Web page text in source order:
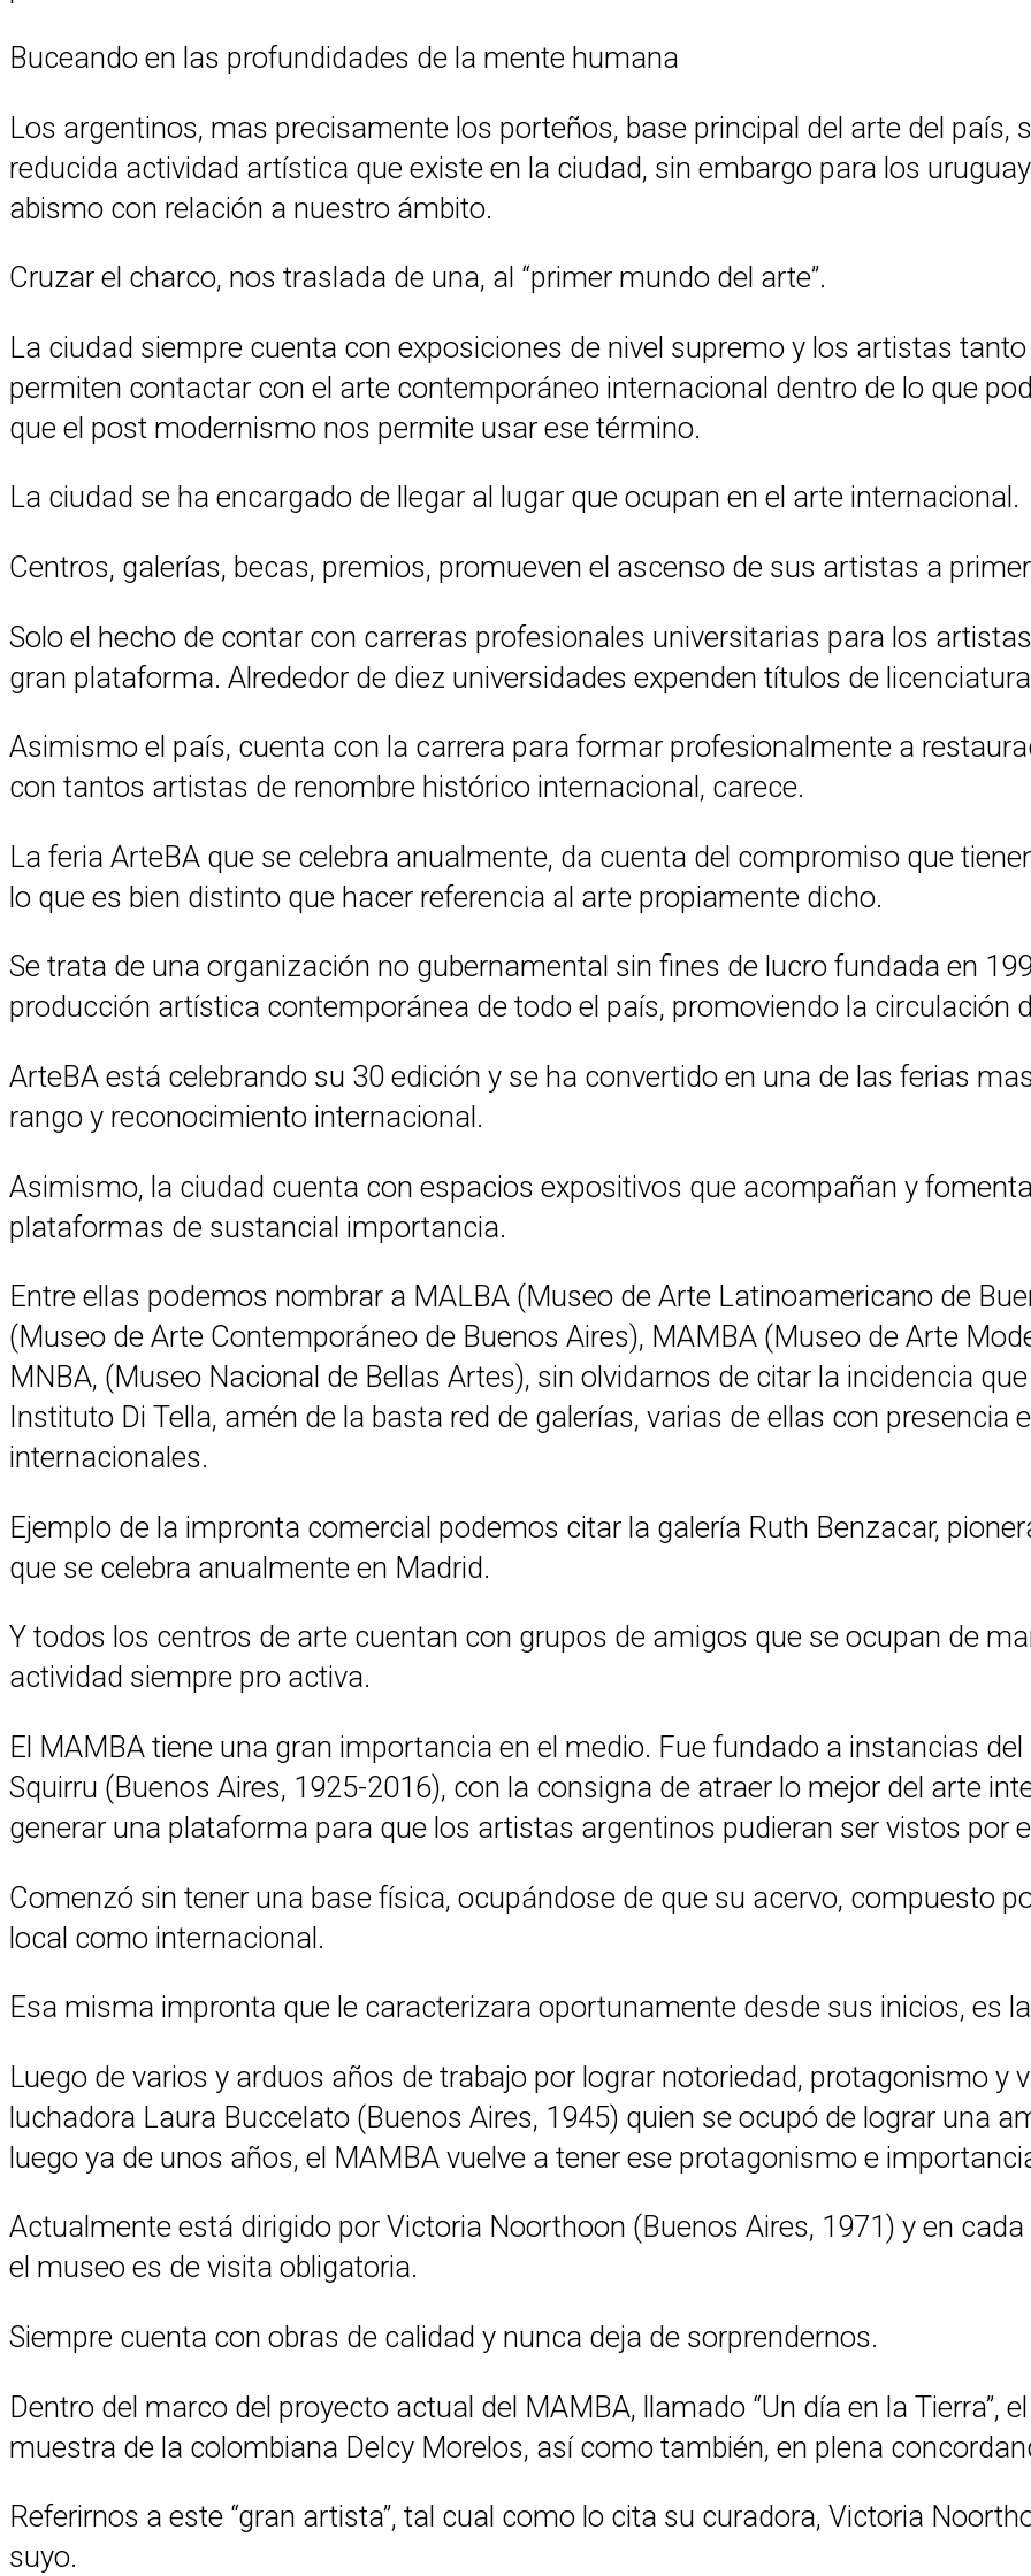
Buceando en las profundidades de la mente humana
Los argentinos, mas precisamente los porteños, base principal del arte del país,
reducida actividad artística que existe en la ciudad, sin embargo para los
abismo con relación a nuestro ámbito.
Cruzar el charco, nos traslada de una, al “primer mundo del arte”.
La ciudad siempre cuenta con exposiciones de nivel supremo y los artistas
permiten contactar con el arte contemporáneo internacional dentro de lo que
que el post modernismo nos permite usar ese término.
La ciudad se ha encargado de llegar al lugar que ocupan en el arte internacional.
Centros, galerías, becas, premios, promueven el ascenso de sus artistas a
Solo el hecho de contar con carreras profesionales universitarias para los
gran plataforma. Alrededor de diez universidades expenden títulos de
Asimismo el país, cuenta con la carrera para formar profesionalmente a
con tantos artistas de renombre histórico internacional, carece.
La feria ArteBA que se celebra anualmente, da cuenta del compromiso que
lo que es bien distinto que hacer referencia al arte propiamente dicho.
Se trata de una organización no gubernamental sin fines de lucro fundada en
producción artística contemporánea de todo el país, promoviendo la circulación
ArteBA está celebrando su 30 edición y se ha convertido en una de las ferias
rango y reconocimiento internacional.
Asimismo, la ciudad cuenta con espacios expositivos que acompañan y
plataformas de sustancial importancia.
Entre ellas podemos nombrar a MALBA (Museo de Arte Latinoamericano de
(Museo de Arte Contemporáneo de Buenos Aires), MAMBA (Museo de Arte
MNBA, (Museo Nacional de Bellas Artes), sin olvidarnos de citar la incidencia
Instituto Di Tella, amén de la basta red de galerías, varias de ellas con presencia
internacionales.
Ejemplo de la impronta comercial podemos citar la galería Ruth Benzacar,
que se celebra anualmente en Madrid.
Y todos los centros de arte cuentan con grupos de amigos que se ocupan de
actividad siempre pro activa.
El MAMBA tiene una gran importancia en el medio. Fue fundado a instancias
Squirru (Buenos Aires, 1925-2016), con la consigna de atraer lo mejor del arte
generar una plataforma para que los artistas argentinos pudieran ser vistos por
Comenzó sin tener una base física, ocupándose de que su acervo, compuesto
local como internacional.
Esa misma impronta que le caracterizara oportunamente desde sus inicios, es
Luego de varios y arduos años de trabajo por lograr notoriedad, protagonismo y
luchadora Laura Buccelato (Buenos Aires, 1945) quien se ocupó de lograr una
luego ya de unos años, el MAMBA vuelve a tener ese protagonismo e
Actualmente está dirigido por Victoria Noorthoon (Buenos Aires, 1971) y en
el museo es de visita obligatoria.
Siempre cuenta con obras de calidad y nunca deja de sorprendernos.
Dentro del marco del proyecto actual del MAMBA, llamado “Un día en la Tierra”,
muestra de la colombiana Delcy Morelos, así como también, en plena
Referirnos a este “gran artista”, tal cual como lo cita su curadora, Victoria
suyo.